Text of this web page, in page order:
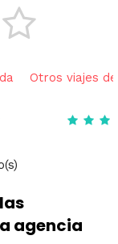
Otros viajes
agencia